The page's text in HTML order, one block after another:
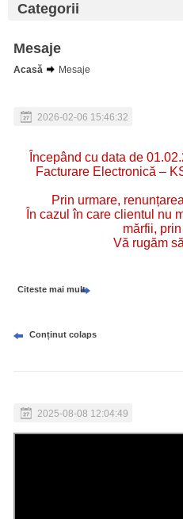
Categorii
Mesaje
Acasă Mesaje
2026-02-06 15:46:32
Începând cu data de
Facturare Electronică –
Prin urmare,
În cazul în care clientul nu
mărfii,
Vă rugăm
Citeste mai mult
Conținut colaps
2025-08-08 12:04:49